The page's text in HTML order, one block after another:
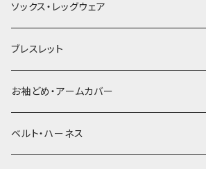
ソックス・レッグウェア
ブレスレット
お袖どめ・アームカバー
ベルト・ハーネス